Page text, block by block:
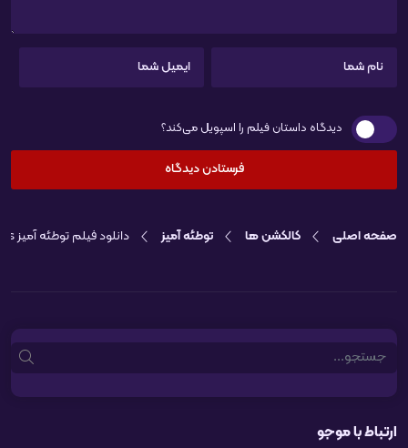
دیدگاه داستان فیلم را اسپویل می‌کند؟
صفحه اصلی کالکشن ها توطئه آمیز دانلود فیلم توطئه آمیز Insidious
Search
ارتباط با موجو